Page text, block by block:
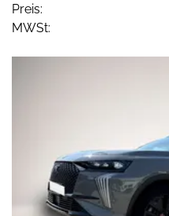
Preis:
MWSt: